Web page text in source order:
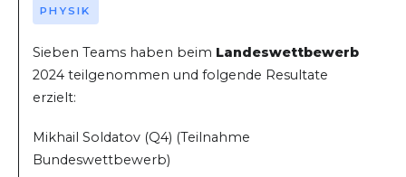
PHYSIK
Sieben Teams haben beim Landeswettbewerb
2024 teilgenommen und folgende Resultate
erzielt:
Mikhail Soldatov (Q4) (Teilnahme
Bundeswettbewerb)